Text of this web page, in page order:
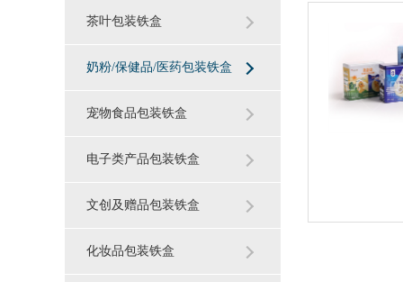
茶叶包装铁盒
奶粉/保健品/医药包装铁盒
宠物食品包装铁盒
电子类产品包装铁盒
文创及赠品包装铁盒
化妆品包装铁盒